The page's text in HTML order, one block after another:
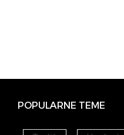
POPULARNE TEME